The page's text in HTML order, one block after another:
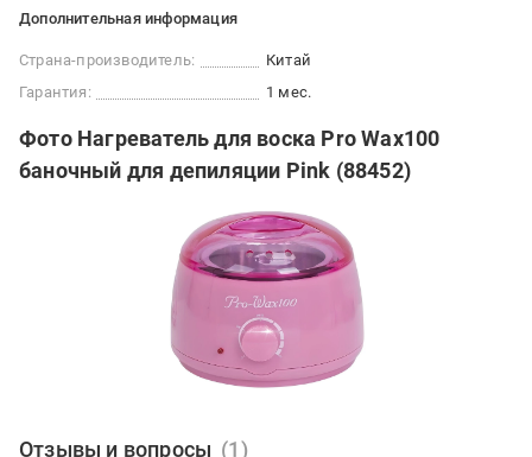
Дополнительная информация
Страна-производитель:
Китай
Гарантия:
1 мес.
Фото Нагреватель для воска Pro Wax100
баночный для депиляции Pink (88452)
Отзывы и вопросы